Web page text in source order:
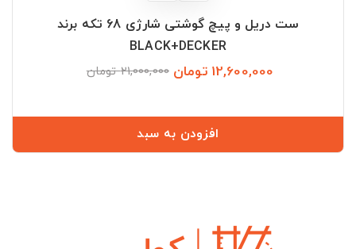
ست دریل و پیچ گوشتی شارژی 68 تکه برند
BLACK+DECKER
12,600,000 تومان 21,000,000 تومان
افزودن به سبد